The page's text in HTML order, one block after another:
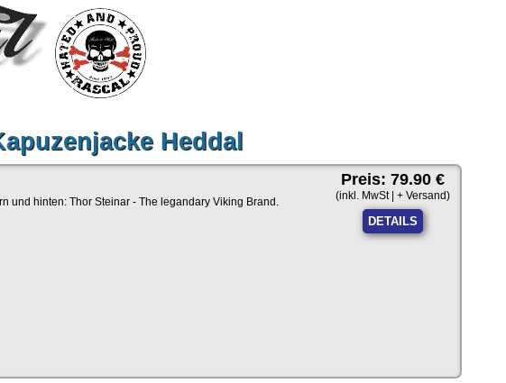
Heddal
und hinten: Thor Steinar - The legandary Viking Brand.
Preis: 79.90 €
(inkl. MwSt | + Versand)
DETAILS